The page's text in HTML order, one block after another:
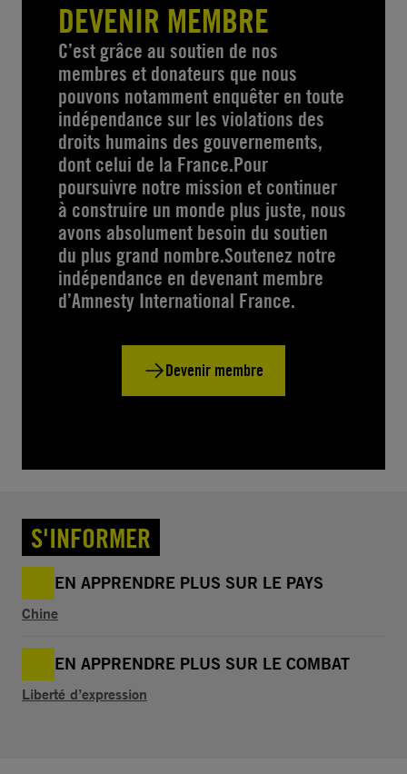
DEVENIR MEMBRE
C’est grâce au soutien de nos
membres et donateurs que nous
pouvons notamment enquêter en toute
indépendance sur les violations des
droits humains des gouvernements,
dont celui de la France.Pour
poursuivre notre mission et continuer
à construire un monde plus juste, nous
avons absolument besoin du soutien
du plus grand nombre.Soutenez notre
indépendance en devenant membre
d’Amnesty International France.
Devenir membre
S'INFORMER
EN APPRENDRE PLUS SUR LE PAYS
Chine
EN APPRENDRE PLUS SUR LE COMBAT
Liberté d’expression